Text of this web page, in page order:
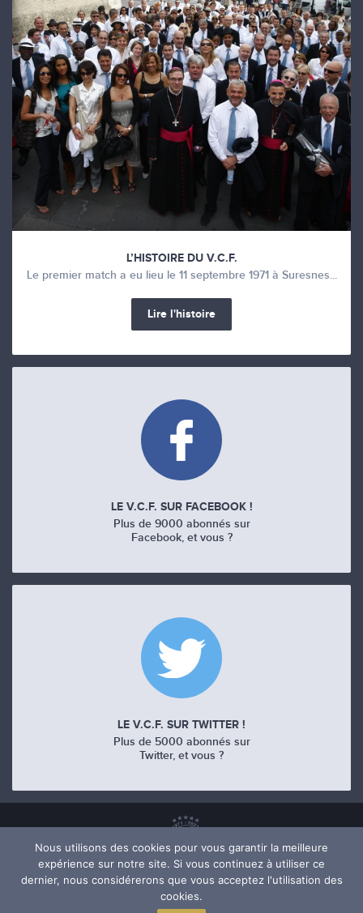
L’HISTOIRE DU V.C.F.
Le premier match a eu lieu le 11 septembre 1971 à Suresnes...
Lire l'histoire
LE V.C.F. SUR FACEBOOK !
Plus de 9000 abonnés sur
Facebook, et vous ?
LE V.C.F. SUR TWITTER !
Plus de 5000 abonnés sur
Twitter, et vous ?
Nous utilisons des cookies pour vous garantir la meilleure
expérience sur notre site. Si vous continuez à utiliser ce
dernier, nous considérerons que vous acceptez l'utilisation des
cookies.